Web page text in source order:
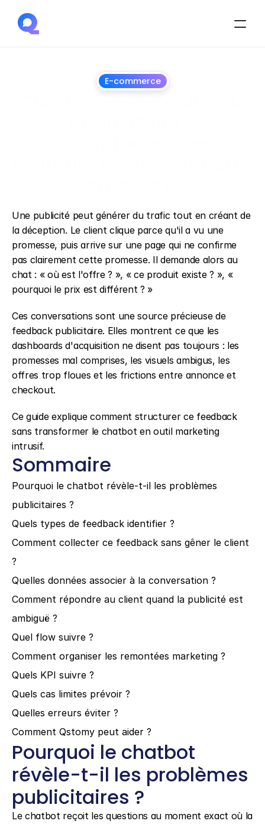
E-commerce
Une publicité peut générer du trafic tout en créant de
la déception. Le client clique parce qu'il a vu une
promesse, puis arrive sur une page qui ne confirme
pas clairement cette promesse. Il demande alors au
chat : « où est l'offre ? », « ce produit existe ? », «
pourquoi le prix est différent ? »
Ces conversations sont une source précieuse de
feedback publicitaire. Elles montrent ce que les
dashboards d'acquisition ne disent pas toujours : les
promesses mal comprises, les visuels ambigus, les
offres trop floues et les frictions entre annonce et
checkout.
Ce guide explique comment structurer ce feedback
sans transformer le chatbot en outil marketing
intrusif.
Sommaire
Pourquoi le chatbot révèle-t-il les problèmes
publicitaires ?
Quels types de feedback identifier ?
Comment collecter ce feedback sans gêner le client
?
Quelles données associer à la conversation ?
Comment répondre au client quand la publicité est
ambiguë ?
Quel flow suivre ?
Comment organiser les remontées marketing ?
Quels KPI suivre ?
Quels cas limites prévoir ?
Quelles erreurs éviter ?
Comment Qstomy peut aider ?
Pourquoi le chatbot
révèle-t-il les problèmes
publicitaires ?
Le chatbot reçoit les questions au moment exact où la